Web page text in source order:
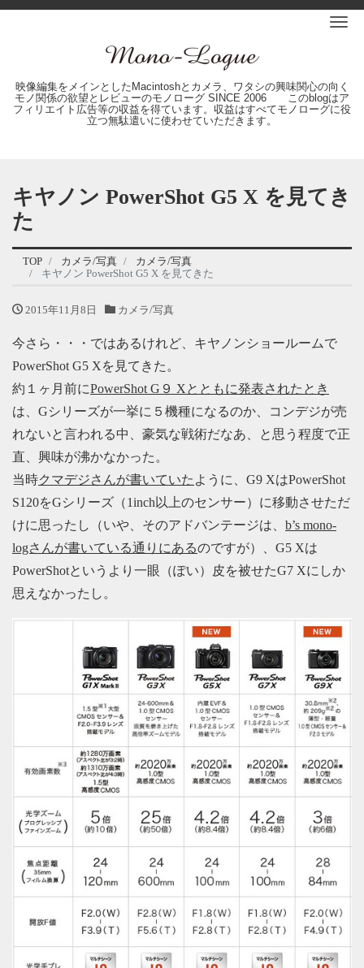
映像編集をメインとしたMacintoshとカメラ、ワタシの興味関心の向く
モノ関係の欲望とレビューのモノローグ SINCE 2006 このblogはア
フィリエイト広告等の収益を得ています。収益はすべてモノローグに役
立つ無駄遣いに使わせていただきます。
キヤノン PowerShot G5 X を見てき
た
TOP カメラ/写真
カメラ/写真
キヤノン PowerShot G5 X を見てきた
2015年11月8日 カメラ/写真
今さら・・・ではあるけれど、キヤノンショールームで
PowerShot G5 Xを見てきた。
約１ヶ月前にPowerShot G９ Xとともに発表されたとき
は、Gシリーズが一挙に５機種になるのか、コンデジが売
れないと言われる中、豪気な戦術だなあ、と思う程度で正
直、興味が沸かなかった。
当時クマデジさんが書いていた ように、G9 XはPowerShot
S120をGシリーズ（1inch以上のセンサー）に移動させただ
けに思ったし（いや、そのアドバンテージは、 b’s mono-
logさんが書いている通りにあるのですが）、G5 Xは
PowerShotというより一眼（ぽい）皮を被せたG7 Xにしか
思えなかったし。